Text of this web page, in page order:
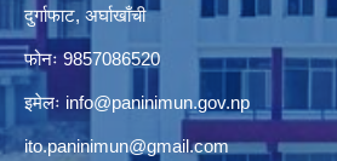
दुर्गाफाट, अर्घाखाँची
फोनः 9857086520
इमेलः info@paninimun.gov.np
ito.paninimun@gmail.com